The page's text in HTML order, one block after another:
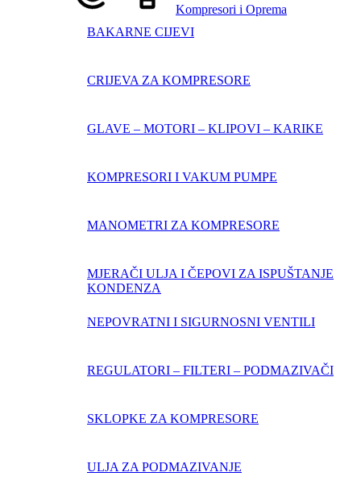
Kompresori i Oprema
BAKARNE CIJEVI
CRIJEVA ZA KOMPRESORE
GLAVE – MOTORI – KLIPOVI – KARIKE
KOMPRESORI I VAKUM PUMPE
MANOMETRI ZA KOMPRESORE
MJERAČI ULJA I ČEPOVI ZA ISPUŠTANJE
KONDENZA
NEPOVRATNI I SIGURNOSNI VENTILI
REGULATORI – FILTERI – PODMAZIVAČI
SKLOPKE ZA KOMPRESORE
ULJA ZA PODMAZIVANJE